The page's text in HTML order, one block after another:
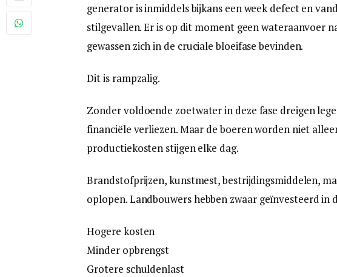
generator is inmiddels bijkans een week defect en
stilgevallen. Er is op dit moment geen wateraanvoer
gewassen zich in de cruciale bloeifase bevinden.
Dit is rampzalig.
Zonder voldoende zoetwater in deze fase dreigen
financiële verliezen. Maar de boeren worden niet
productiekosten stijgen elke dag.
Brandstofprijzen, kunstmest, bestrijdingsmiddelen,
oplopen. Landbouwers hebben zwaar geïnvesteerd in
Hogere kosten
Minder opbrengst
Grotere schuldenlast